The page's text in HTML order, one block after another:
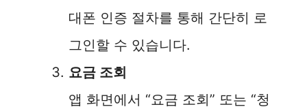
대폰 인증 절차를 통해 간단히 로
그인할 수 있습니다.
요금 조회
앱 화면에서 “요금 조회” 또는 “청